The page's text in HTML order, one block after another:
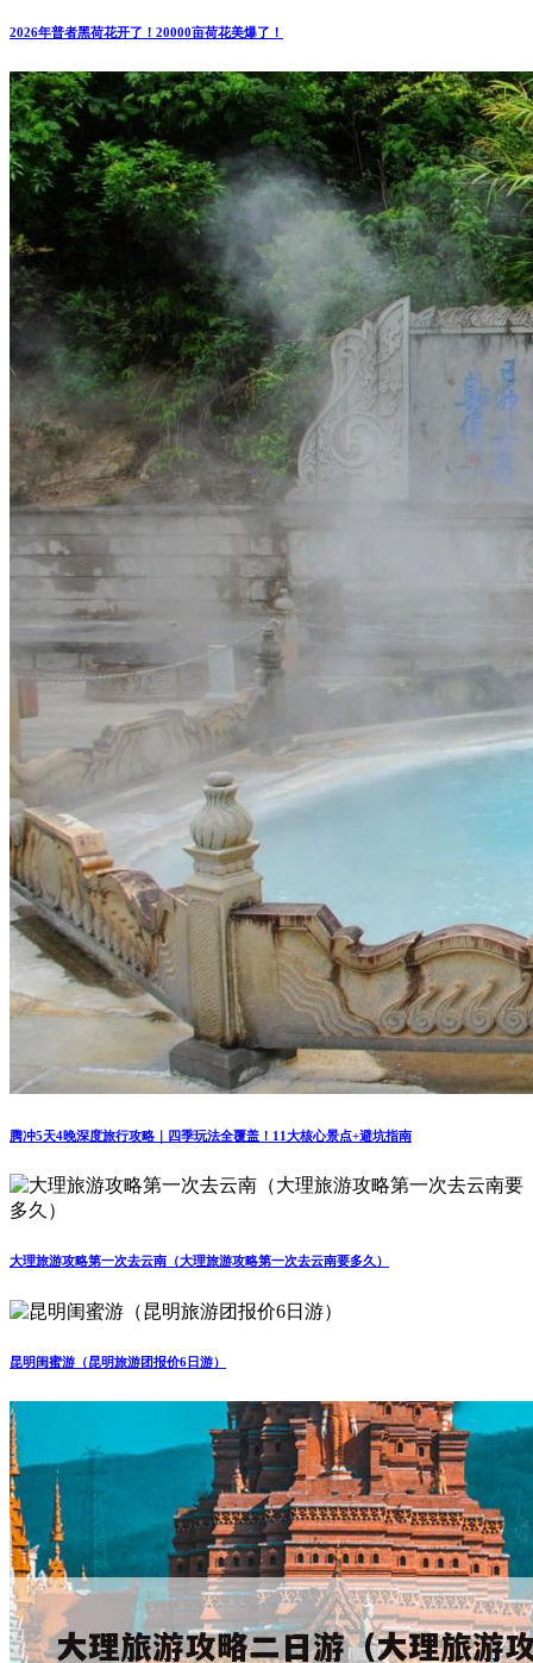
2026年普者黑荷花开了！20000亩荷花美爆了！
腾冲5天4晚深度旅行攻略｜四季玩法全覆盖！11大核心景点+避坑指南
大理旅游攻略第一次去云南（大理旅游攻略第一次去云南要多久）
昆明闺蜜游（昆明旅游团报价6日游）